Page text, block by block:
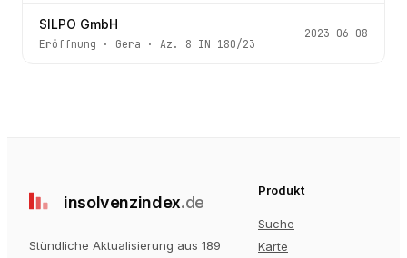
SILPO GmbH
Eröffnung · Gera · Az. 8 IN 180/23
2023-06-08
insolvenzindex.de
Stündliche Aktualisierung aus 189
Produkt
Suche
Karte